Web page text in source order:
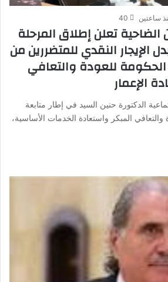
ساعتين 40
تعلن إطلاق المرحلة
الإيجار النقدي للمتضررين من
للعودة والتعافي
الإعمار
الدكتورة حنين السيد في إطار متابعة
والتعافي المبكر واستعادة الخدمات الأساسية،